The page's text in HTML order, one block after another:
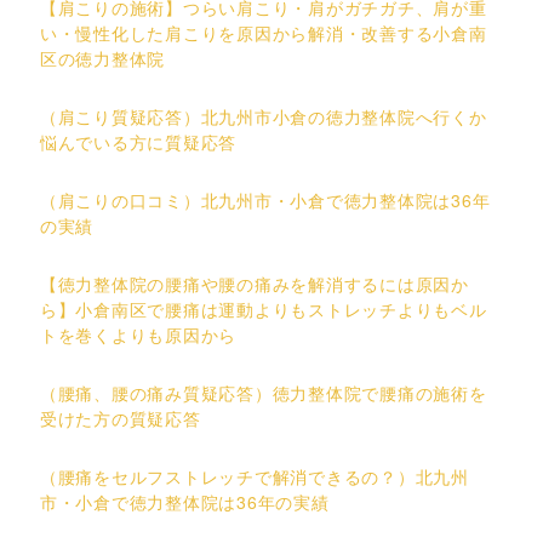
【肩こりの施術】つらい肩こり・肩がガチガチ、肩が重
い・慢性化した肩こりを原因から解消・改善する小倉南
区の徳力整体院
（肩こり質疑応答）北九州市小倉の徳力整体院へ行くか
悩んでいる方に質疑応答
（肩こりの口コミ）北九州市・小倉で徳力整体院は36年
の実績
【徳力整体院の腰痛や腰の痛みを解消するには原因か
ら】小倉南区で腰痛は運動よりもストレッチよりもベル
トを巻くよりも原因から
（腰痛、腰の痛み質疑応答）徳力整体院で腰痛の施術を
受けた方の質疑応答
（腰痛をセルフストレッチで解消できるの？）北九州
市・小倉で徳力整体院は36年の実績